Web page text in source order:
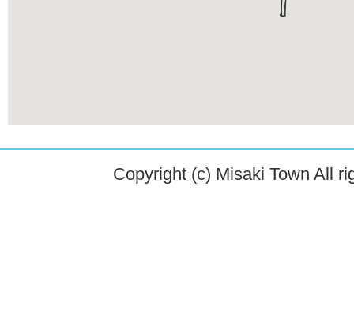
Copyright (c) Misaki Town All